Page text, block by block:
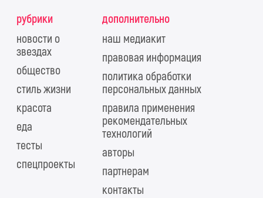
рубрики
новости о
звездах
общество
стиль жизни
красота
еда
тесты
спецпроекты
дополнительно
наш медиакит
правовая информация
политика обработки
персональных данных
правила применения
рекомендательных
технологий
авторы
партнерам
контакты